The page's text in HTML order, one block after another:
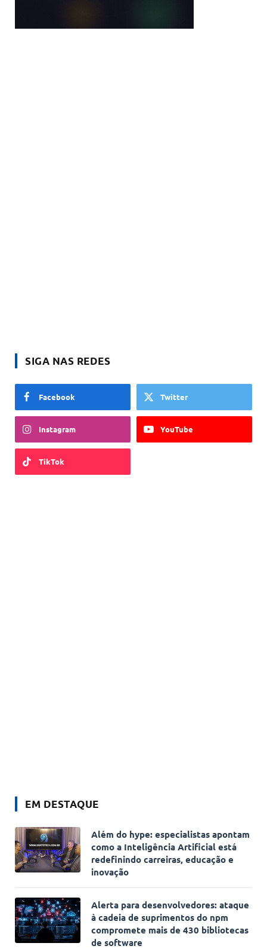
SIGA NAS REDES
Facebook Twitter
Instagram YouTube
TikTok
EM DESTAQUE
Além do hype: especialistas apontam
como a Inteligência Artificial está
redefinindo carreiras, educação e
inovação
Alerta para desenvolvedores: ataque
à cadeia de suprimentos do npm
compromete mais de 430 bibliotecas
de software